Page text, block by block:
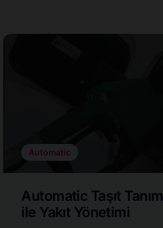
Automatic
Automatic Taşıt
ile Yakıt Yönetimi